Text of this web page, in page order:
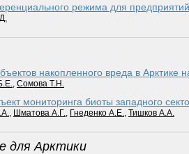
режима для
накопленного вреда в
, Сомова Т.Н.
мониторинга биоты западного
, Шматова А.Г., Гнеденко А.Е., Тишков А.А.
для Арктики